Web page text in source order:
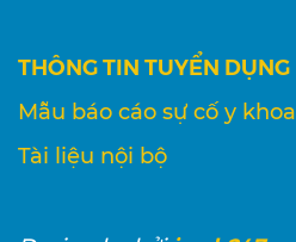
THÔNG TIN TUYỂN DỤNG
Mẫu báo cáo sự cố y khoa
Tài liệu nội bộ